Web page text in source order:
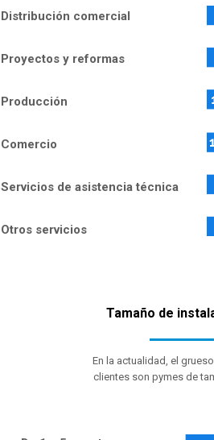
Distribución comercial
Proyectos y reformas
Producción
Comercio
Servicios de asistencia técnica
Otros servicios
Tamaño de
En la actualidad, el
clientes son pymes de